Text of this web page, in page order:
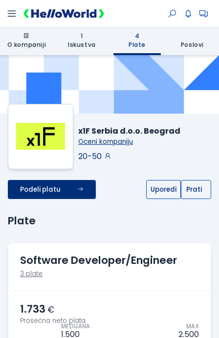
O kompaniji
1
Iskustva
4
Plate
Poslovi
x1F Serbia d.o.o. Beograd
Oceni kompaniju
20-50
Podeli platu Uporedi Prati
Plate
Software Developer/Engineer
3 plate
1.733 €
Prosečna neto plata
MEDIJANA
1.500
MAX
2.500